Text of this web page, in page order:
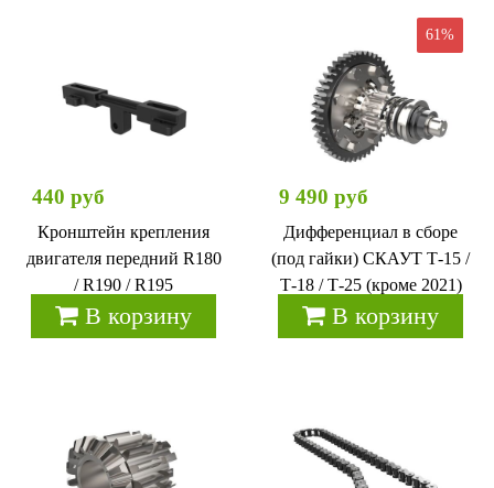
440 руб
Кронштейн крепления
двигателя передний R180
/ R190 / R195
В корзину
61%
9 490 руб
Дифференциал в сборе
(под гайки) СКАУТ Т-15 /
Т-18 / Т-25 (кроме 2021)
В корзину